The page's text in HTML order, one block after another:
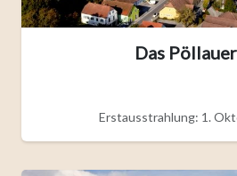
Das
Erstausstrahlung: 1.